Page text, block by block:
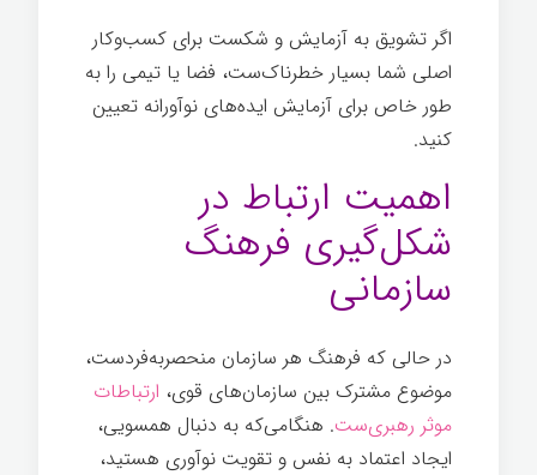
اگر تشویق به آزمایش و شکست برای کسب‌وکار
اصلی شما بسیار خطرناک‌ست، فضا یا تیمی را به
طور خاص برای آزمایش ایده‌های نوآورانه تعیین
کنيد.
اهمیت ارتباط در
شکل‌گیری فرهنگ
سازمانی
در حالی که فرهنگ هر سازمان منحصربه‌فردست،
موضوع مشترک بین سازمان‌های قوی، ارتباطات
موثر رهبری‌ست. هنگامی‌که به دنبال همسویی،
ایجاد اعتماد به نفس و تقویت نوآوری هستید،